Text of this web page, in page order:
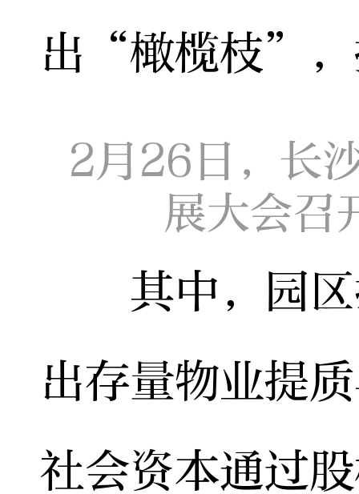
出“橄榄枝”，
2月26日，长
展大会召
其中，园区
出存量物业提
社会资本通过